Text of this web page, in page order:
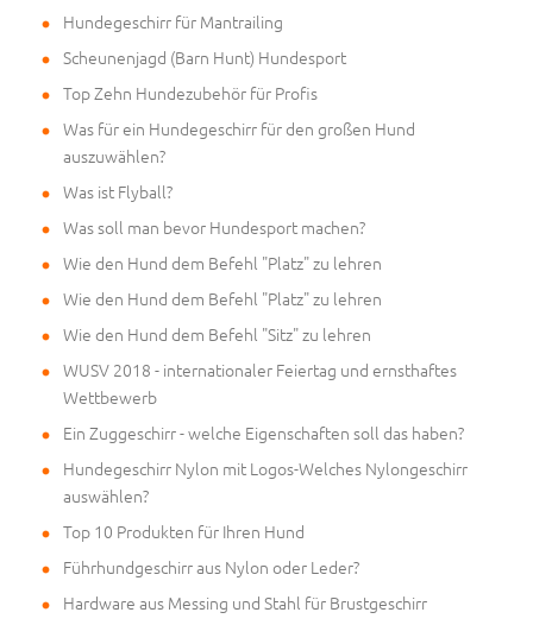
Hundegeschirr für Mantrailing
Scheunenjagd (Barn Hunt) Hundesport
Top Zehn Hundezubehör für Profis
Was für ein Hundegeschirr für den großen Hund
auszuwählen?
Was ist Flyball?
Was soll man bevor Hundesport machen?
Wie den Hund dem Befehl "Platz" zu lehren
Wie den Hund dem Befehl "Platz" zu lehren
Wie den Hund dem Befehl "Sitz" zu lehren
WUSV 2018 - internationaler Feiertag und ernsthaftes
Wettbewerb
Ein Zuggeschirr - welche Eigenschaften soll das haben?
Hundegeschirr Nylon mit Logos-Welches Nylongeschirr
auswählen?
Top 10 Produkten für Ihren Hund
Führhundgeschirr aus Nylon oder Leder?
Hardware aus Messing und Stahl für Brustgeschirr